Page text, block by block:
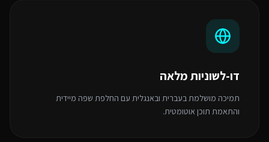
דו-לשוניות מלאה
תמיכה מושלמת בעברית ובאנגלית עם החלפת שפה מיידית
והתאמת תוכן אוטומטית.